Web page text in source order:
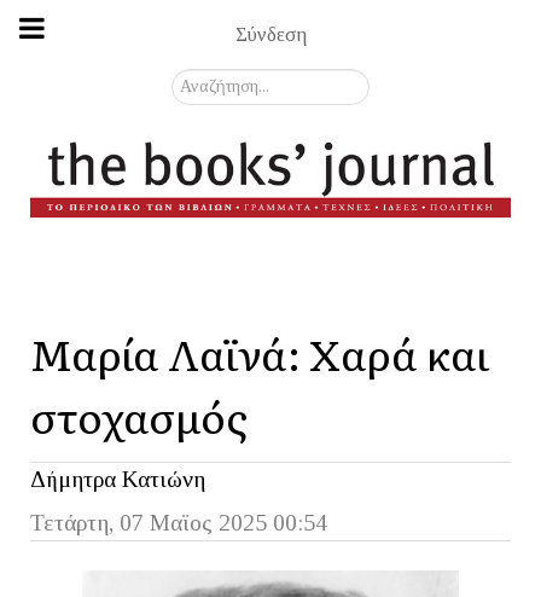
Σύνδεση
Αναζήτηση...
Μαρία Λαϊνά: Χαρά και
στοχασμός
Δήμητρα Κατιώνη
Τετάρτη, 07 Μαϊος 2025 00:54